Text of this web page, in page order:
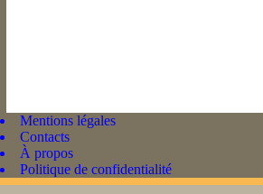
Mentions légales
Contacts
À propos
Politique de confidentialité